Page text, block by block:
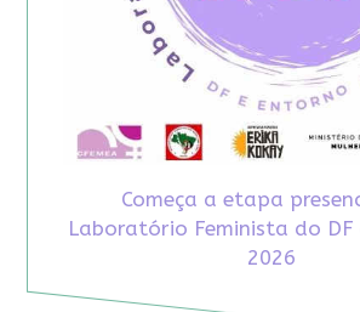
Começa a etapa
Laboratório Feminista do
2026